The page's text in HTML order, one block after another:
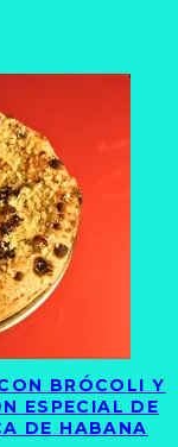
BRÓCOLI Y
ESPECIAL DE
DE HABANA